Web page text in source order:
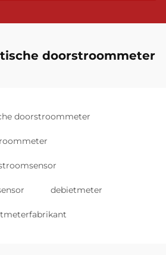
doorstroommeter
doorstroommeter
debietmeter